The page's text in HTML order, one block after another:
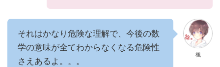
それはかなり危険な理解で、今後の数
学の意味が全てわからなくなる危険性
さえあるよ。。。
楓